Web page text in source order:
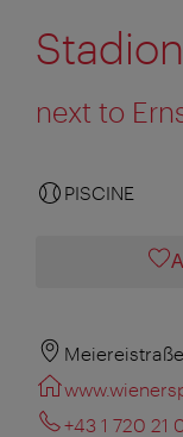
next to
PISCINE
+43 1 720 21